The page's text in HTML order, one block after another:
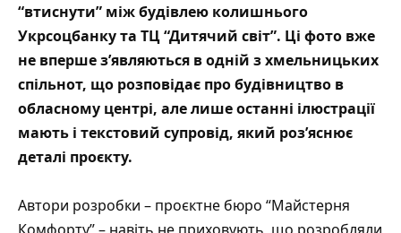
“втиснути” між будівлею колишнього
Укрсоцбанку та ТЦ “Дитячий світ”. Ці фото вже
не вперше з’являються в одній з хмельницьких
спільнот, що розповідає про будівництво в
обласному центрі, але лише останні ілюстрації
мають і текстовий супровід, який роз’яснює
деталі проєкту.
Автори розробки – проєктне бюро “Майстерня